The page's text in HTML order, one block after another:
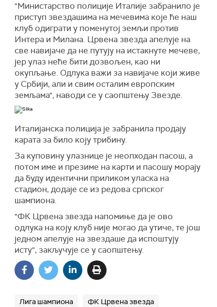
"Министарство полиције Италије забранило је
приступ звездашима на мечевима које ће наш
клуб одиграти у поменутој земљи против
Интера и Милана. Црвена звезда апелује на
све навијаче да не путују на истакнуте мечеве,
јер улаз неће бити дозвољен, као ни
окупљање. Одлука важи за навијаче који живе
у Србији, али и свим осталим европским
земљама", наводи се у саопштењу Звезде.
Италијанска полиција је забранила продају
карата за било коју трибину.
За куповину улазнице је неопходан пасош, а
потом име и презиме на карти и пасошу морају
да буду идентични приликом уласка на
стадион, додаје се из редова српског
шампиона.
"ФК Црвена звезда напомиње да је ово
одлука на коју клуб није могао да утиче, те још
једном апелује на звездаше да испоштују
исту", закључује се у саопштењу.
Лига шампиона ФК Црвена звезда